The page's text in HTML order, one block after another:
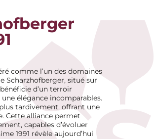
comme l’un des domaines
Scharzhofberger, situé sur
d’un terroir
élégance incomparables.
tardivement, offrant une
Cette alliance permet
capables d’évoluer
1991 révèle aujourd’hui